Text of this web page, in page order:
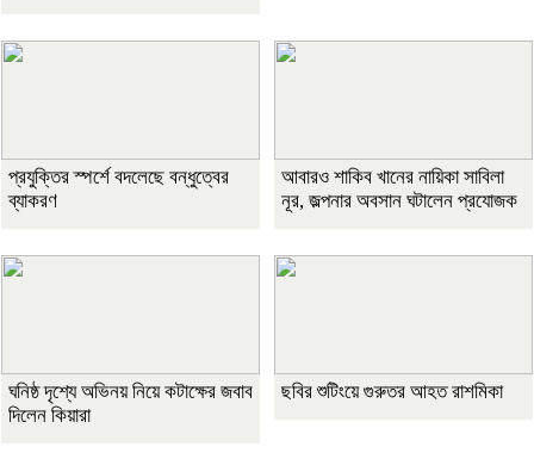
প্রযুক্তির স্পর্শে বদলেছে বন্ধুত্বের
ব্যাকরণ
আবারও শাকিব খানের নায়িকা সাবিলা
নূর, জল্পনার অবসান ঘটালেন প্রযোজক
ঘনিষ্ঠ দৃশ্যে অভিনয় নিয়ে কটাক্ষের জবাব
দিলেন কিয়ারা
ছবির শুটিংয়ে গুরুতর আহত রাশমিকা